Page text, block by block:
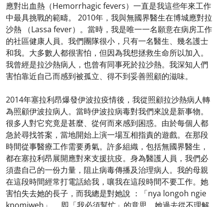
應對出血熱（Hemorrhagic fevers）一直是我這些年來工作
中最具挑戰的範疇。 2010年，我與無國界醫生在博城應對拉
沙熱 （Lassa fever）。當時，我是唯一一名願意在病房工作
的社區健康人員。我們團隊很小，只有一名醫生、幾名護士
和我。大多數人都很害怕，但因為我想拯救生命所以加入。
我曾經是拉沙熱病人，也曾有同事死於拉沙熱。我深知人們
害怕靠近自己而感到被孤立、得不到妥善照顧的滋味。
2014年塞拉利昂爆發伊波拉疫情後，我從照顧拉沙熱病人轉
為照顧伊波拉病人。當時伊波拉病毒對我們來說是新事物。
很多人對它究竟是甚麼、從何而來感到困惑。由於每個人都
急於尋找答案，當地開始上演一場互相指責的遊戲。在那段
時間從事醫療工作需要勇氣。許多組織，包括無國界醫生，
都在塞拉利昂展開應對來支援抗疫。身為醫護人員，我們必
須盡自己的一份力量，阻止病毒傳播及治理病人。我的母親
在這段時間經常打電話給我，嚷我在這段時間不要工作。她
害怕失去她的長子，而我總是對她說 ：「nya longoh ngie